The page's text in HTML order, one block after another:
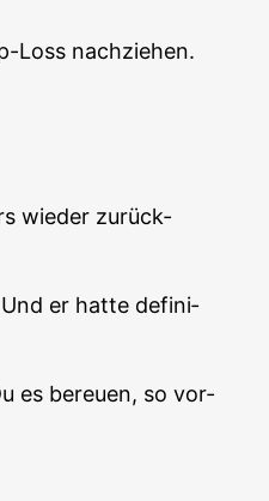
Loss nachziehen.
wie­der zurück­
Und er hat­te defi­ni­
es bereu­en, so vor­